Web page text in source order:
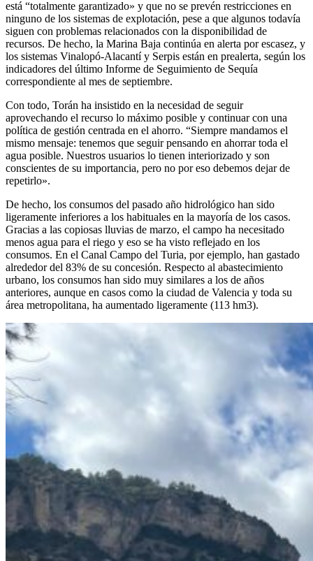
está “totalmente garantizado» y que no se prevén restricciones en
ninguno de los sistemas de explotación, pese a que algunos todavía
siguen con problemas relacionados con la disponibilidad de
recursos. De hecho, la Marina Baja continúa en alerta por escasez, y
los sistemas Vinalopó-Alacantí y Serpis están en prealerta, según los
indicadores del último Informe de Seguimiento de Sequía
correspondiente al mes de septiembre.
Con todo, Torán ha insistido en la necesidad de seguir
aprovechando el recurso lo máximo posible y continuar con una
política de gestión centrada en el ahorro. “Siempre mandamos el
mismo mensaje: tenemos que seguir pensando en ahorrar toda el
agua posible. Nuestros usuarios lo tienen interiorizado y son
conscientes de su importancia, pero no por eso debemos dejar de
repetirlo».
De hecho, los consumos del pasado año hidrológico han sido
ligeramente inferiores a los habituales en la mayoría de los casos.
Gracias a las copiosas lluvias de marzo, el campo ha necesitado
menos agua para el riego y eso se ha visto reflejado en los
consumos. En el Canal Campo del Turia, por ejemplo, han gastado
alrededor del 83% de su concesión. Respecto al abastecimiento
urbano, los consumos han sido muy similares a los de años
anteriores, aunque en casos como la ciudad de Valencia y toda su
área metropolitana, ha aumentado ligeramente (113 hm3).